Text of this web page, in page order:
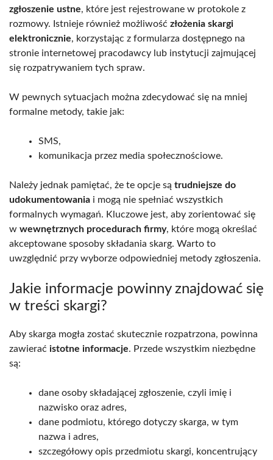
zgłoszenie ustne, które jest rejestrowane w protokole z
rozmowy. Istnieje również możliwość złożenia skargi
elektronicznie, korzystając z formularza dostępnego na
stronie internetowej pracodawcy lub instytucji zajmującej
się rozpatrywaniem tych spraw.
W pewnych sytuacjach można zdecydować się na mniej
formalne metody, takie jak:
SMS,
komunikacja przez media społecznościowe.
Należy jednak pamiętać, że te opcje są trudniejsze do
udokumentowania i mogą nie spełniać wszystkich
formalnych wymagań. Kluczowe jest, aby zorientować się
w wewnętrznych procedurach firmy, które mogą określać
akceptowane sposoby składania skarg. Warto to
uwzględnić przy wyborze odpowiedniej metody zgłoszenia.
Jakie informacje powinny znajdować się
w treści skargi?
Aby skarga mogła zostać skutecznie rozpatrzona, powinna
zawierać istotne informacje. Przede wszystkim niezbędne
są:
dane osoby składającej zgłoszenie, czyli imię i
nazwisko oraz adres,
dane podmiotu, którego dotyczy skarga, w tym
nazwa i adres,
szczegółowy opis przedmiotu skargi, koncentrujący